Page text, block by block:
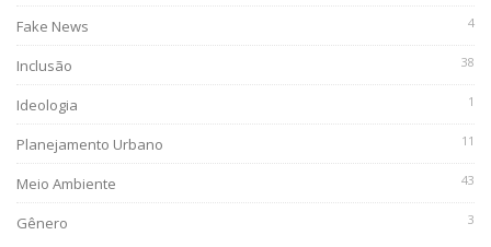
Fake News 4
Inclusão 38
Ideologia 1
Planejamento Urbano 11
Meio Ambiente 43
Gênero 3